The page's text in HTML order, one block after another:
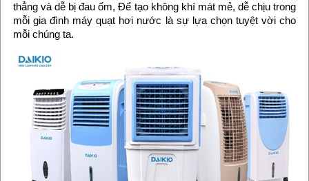
thẳng và dễ bị đau ốm, Để tạo không khí mát mẻ, dễ chịu trong
mỗi gia đình máy quạt hơi nước là sự lựa chọn tuyệt vời cho
mỗi chúng ta.